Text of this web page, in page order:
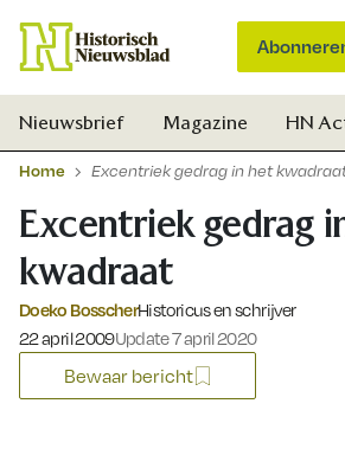
Nieuwsbrief Magazine HN
Home Excentriek gedrag in het
Excentriek gedrag
kwadraat
Doeko BosscherHistoricus en schrijver
Gepubliceerd op:
22 april 2009Update 7 april 2020
Bewaar bericht